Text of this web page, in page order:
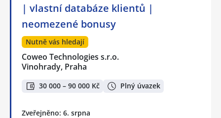
| vlastní databáze klientů |
neomezené bonusy
Nutně vás hledají
Coweo Technologies s.r.o.
Vinohrady, Praha
30 000 – 90 000 Kč Plný úvazek
Zveřejněno: 6. srpna